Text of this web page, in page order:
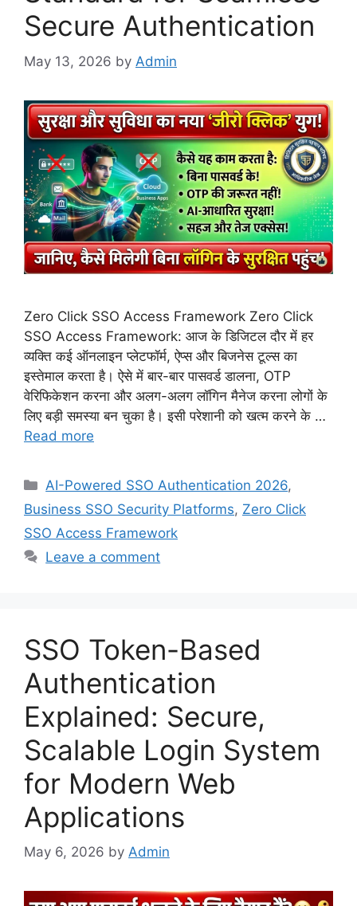
Secure Authentication
May 13, 2026 by Admin
Zero Click SSO Access Framework Zero Click
SSO Access Framework: आज के डिजिटल दौर में हर
व्यक्ति कई ऑनलाइन प्लेटफॉर्म, ऐप्स और बिजनेस टूल्स का
इस्तेमाल करता है। ऐसे में बार-बार पासवर्ड डालना, OTP
वेरिफिकेशन करना और अलग-अलग लॉगिन मैनेज करना लोगों के
लिए बड़ी समस्या बन चुका है। इसी परेशानी को खत्म करने के …
Read more
Categories
AI-Powered SSO Authentication 2026,
Business SSO Security Platforms, Zero Click
SSO Access Framework
Leave a comment
SSO Token-Based
Authentication
Explained: Secure,
Scalable Login System
for Modern Web
Applications
May 6, 2026 by Admin